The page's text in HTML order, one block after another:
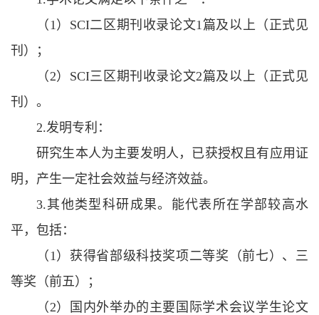
（1）SCI二区期刊收录论文1篇及以上（正式见
刊）；
（2）SCI三区期刊收录论文2篇及以上（正式见
刊）。
2.发明专利：
研究生本人为主要发明人，已获授权且有应用证
明，产生一定社会效益与经济效益。
3.其他类型科研成果。能代表所在学部较高水
平，包括：
（1）获得省部级科技奖项二等奖（前七）、三
等奖（前五）；
（2）国内外举办的主要国际学术会议学生论文